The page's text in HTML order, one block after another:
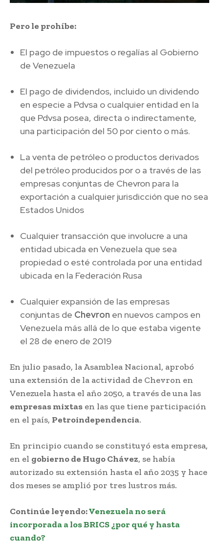
Pero le prohíbe:
El pago de impuestos o regalías al Gobierno
de Venezuela
El pago de dividendos, incluido un dividendo
en especie a Pdvsa o cualquier entidad en la
que Pdvsa posea, directa o indirectamente,
una participación del 50 por ciento o más.
La venta de petróleo o productos derivados
del petróleo producidos por o a través de las
empresas conjuntas de Chevron para la
exportación a cualquier jurisdicción que no sea
Estados Unidos
Cualquier transacción que involucre a una
entidad ubicada en Venezuela que sea
propiedad o esté controlada por una entidad
ubicada en la Federación Rusa
Cualquier expansión de las empresas
conjuntas de Chevron en nuevos campos en
Venezuela más allá de lo que estaba vigente
el 28 de enero de 2019
En julio pasado, la Asamblea Nacional, aprobó
una extensión de la actividad de Chevron en
Venezuela hasta el año 2050, a través de una las
empresas mixtas en las que tiene participación
en el país, Petroindependencia.
En principio cuando se constituyó esta empresa,
en el gobierno de Hugo Chávez, se había
autorizado su extensión hasta el año 2035 y hace
dos meses se amplió por tres lustros más.
Continúe leyendo:Venezuela no será
incorporada a los BRICS ¿por qué y hasta
cuando?